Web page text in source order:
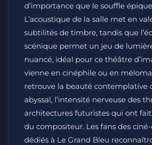
d’importance que le souffle
L’acoustique de la salle met en
subtilités de timbre, tandis que
scénique permet un jeu de
nuancé, idéal pour ce théâtre
vienne en cinéphile ou en
retrouve la beauté contemplative
abyssal, l’intensité nerveuse des
architectures futuristes qui ont
du compositeur. Les fans des
dédiés à Le Grand Bleu